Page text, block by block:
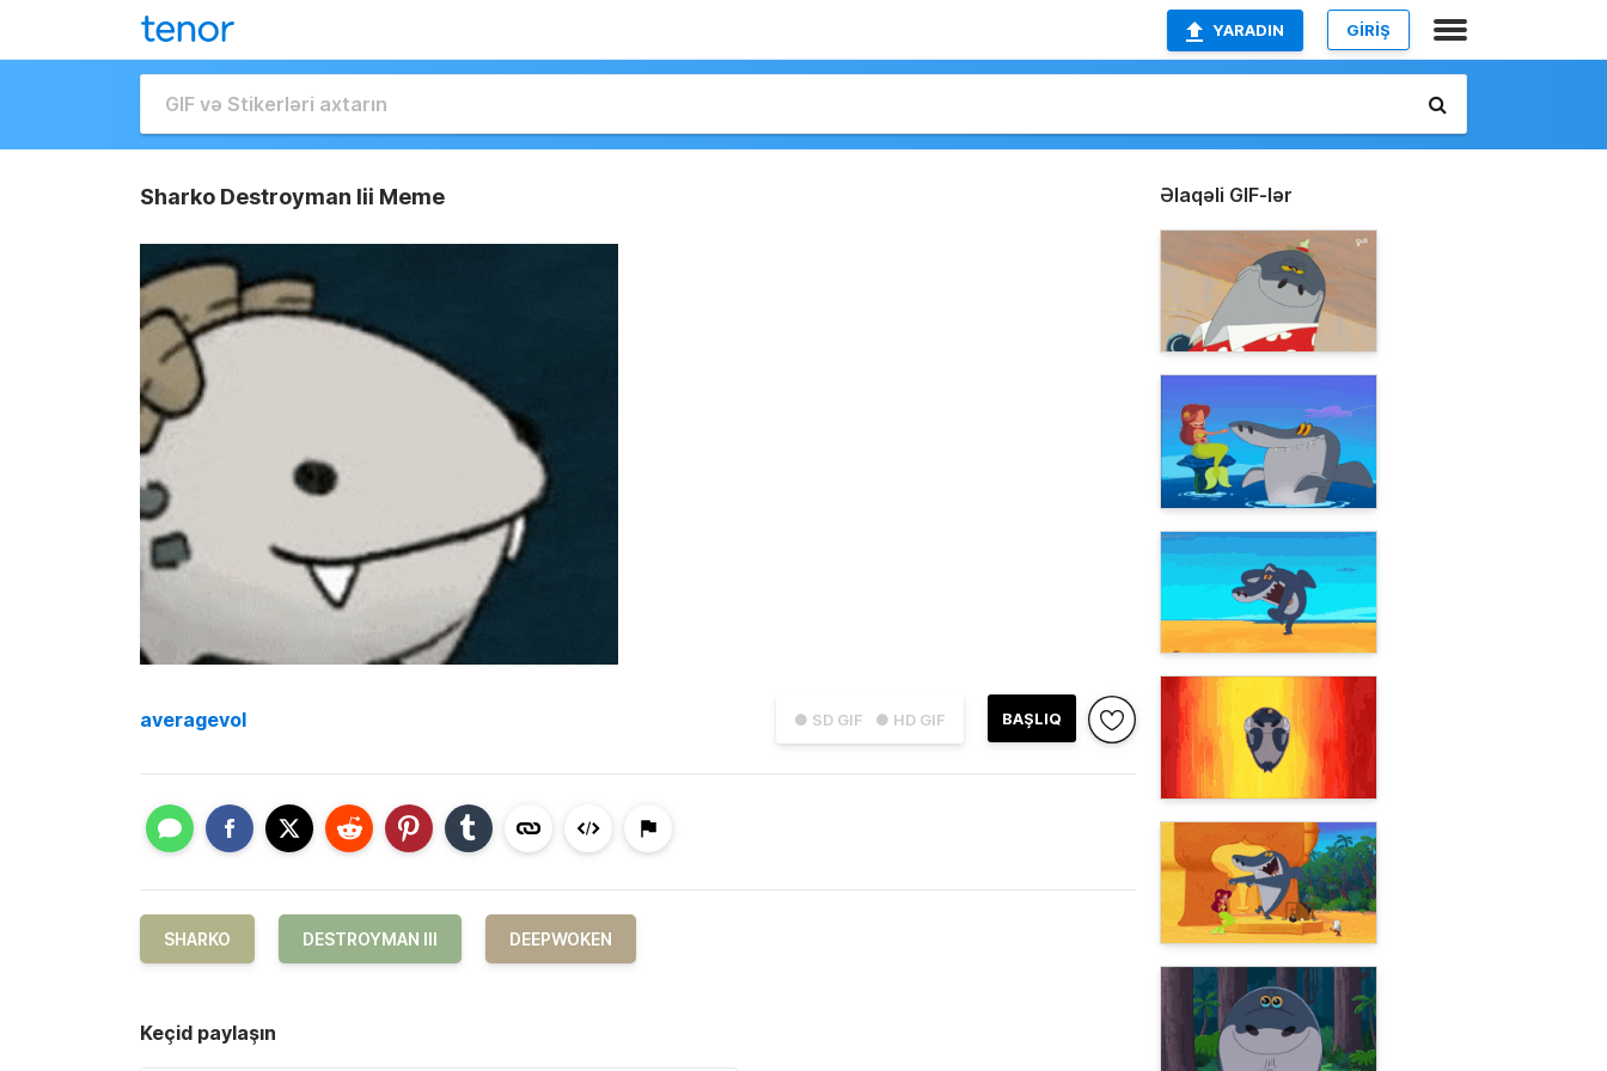
YARADIN GİRİŞ
Sharko Destroyman Iii Meme
● SD GIF ● HD GIF BAŞLIQ
averagevol
SHARKO DESTROYMAN III DEEPWOKEN
Keçid paylaşın
Əlaqəli GIF-lər